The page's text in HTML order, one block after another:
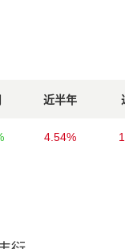
近半年
4.54%